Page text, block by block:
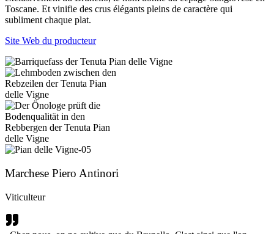
Toscane. Et vinifie des crus élégants pleins de caractère qui
subliment chaque plat.
Site Web du producteur
Marchese Piero Antinori
Viticulteur